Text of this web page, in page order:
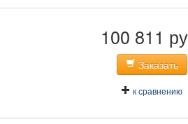
100 811
Заказать
к сравнению